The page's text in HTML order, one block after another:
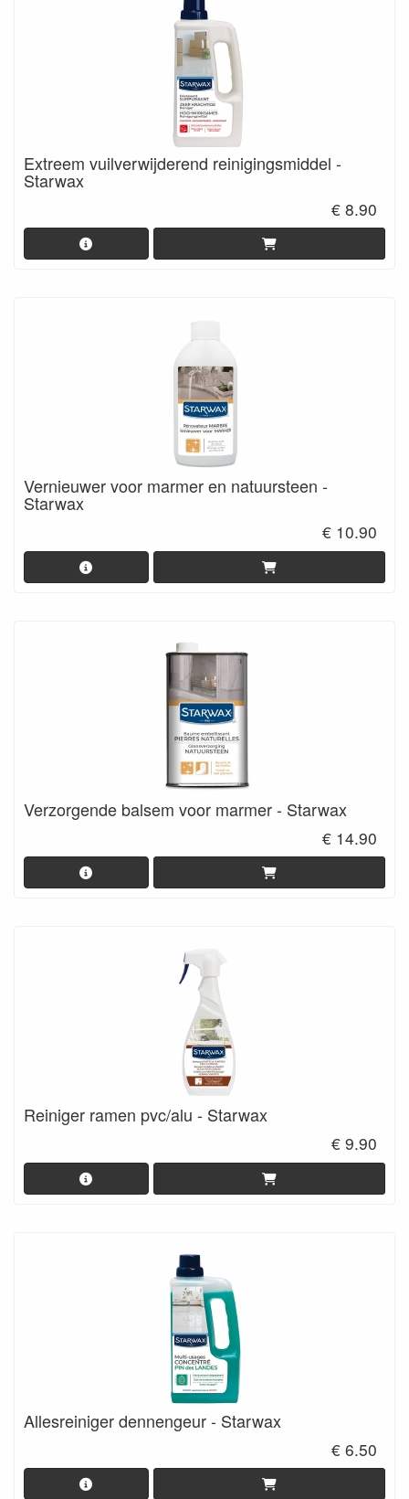
Extreem vuilverwijderend reinigingsmiddel -
Starwax
€ 8.90
Vernieuwer voor marmer en natuursteen -
Starwax
€ 10.90
Verzorgende balsem voor marmer - Starwax
€ 14.90
Reiniger ramen pvc/alu - Starwax
€ 9.90
Allesreiniger dennengeur - Starwax
€ 6.50